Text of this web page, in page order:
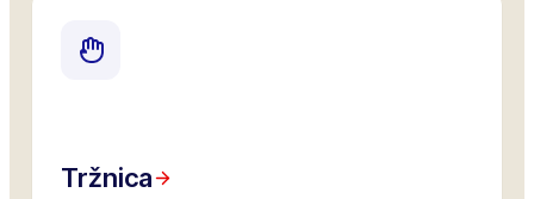
Tržnica